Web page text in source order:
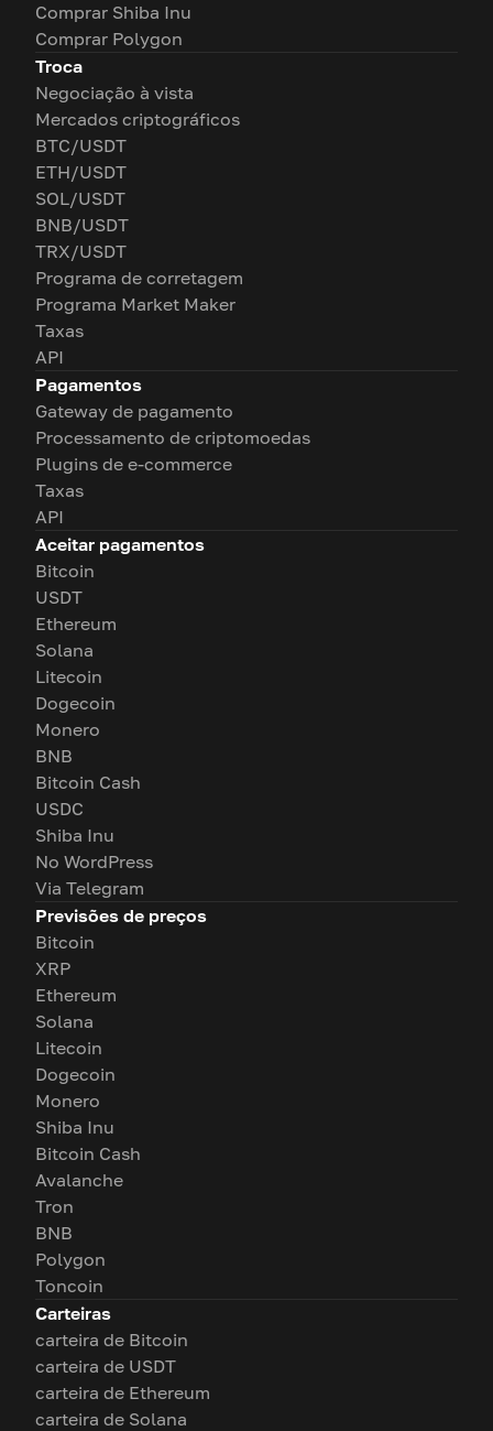
Comprar Shiba Inu
Comprar Polygon
Troca
Negociação à vista
Mercados criptográficos
BTC/USDT
ETH/USDT
SOL/USDT
BNB/USDT
TRX/USDT
Programa de corretagem
Programa Market Maker
Taxas
API
Pagamentos
Gateway de pagamento
Processamento de criptomoedas
Plugins de e-commerce
Taxas
API
Aceitar pagamentos
Bitcoin
USDT
Ethereum
Solana
Litecoin
Dogecoin
Monero
BNB
Bitcoin Cash
USDC
Shiba Inu
No WordPress
Via Telegram
Previsões de preços
Bitcoin
XRP
Ethereum
Solana
Litecoin
Dogecoin
Monero
Shiba Inu
Bitcoin Cash
Avalanche
Tron
BNB
Polygon
Toncoin
Carteiras
carteira de Bitcoin
carteira de USDT
carteira de Ethereum
carteira de Solana